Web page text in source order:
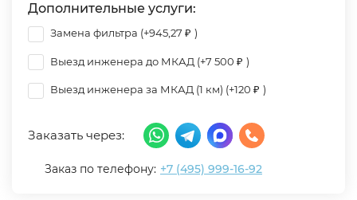
Дополнительные услуги:
Замена фильтра (+945,27 ₽ )
Выезд инженера до МКАД (+7 500 ₽ )
Выезд инженера за МКАД (1 км) (+120 ₽ )
Заказать через:
Заказ по телефону: +7 (495) 999-16-92